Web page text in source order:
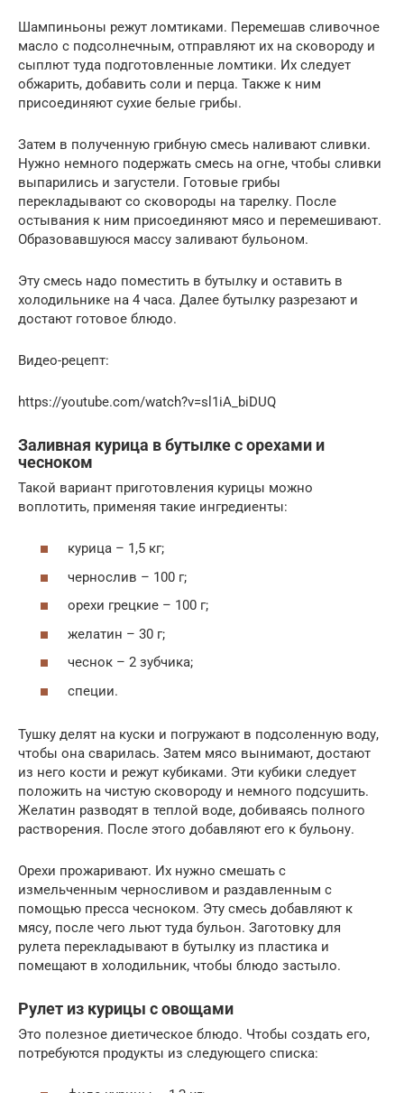
Шампиньоны режут ломтиками. Перемешав сливочное
масло с подсолнечным, отправляют их на сковороду и
сыплют туда подготовленные ломтики. Их следует
обжарить, добавить соли и перца. Также к ним
присоединяют сухие белые грибы.
Затем в полученную грибную смесь наливают сливки.
Нужно немного подержать смесь на огне, чтобы сливки
выпарились и загустели. Готовые грибы
перекладывают со сковороды на тарелку. После
остывания к ним присоединяют мясо и перемешивают.
Образовавшуюся массу заливают бульоном.
Эту смесь надо поместить в бутылку и оставить в
холодильнике на 4 часа. Далее бутылку разрезают и
достают готовое блюдо.
Видео-рецепт:
https://youtube.com/watch?v=sl1iA_biDUQ
Заливная курица в бутылке с орехами и
чесноком
Такой вариант приготовления курицы можно
воплотить, применяя такие ингредиенты:
курица – 1,5 кг;
чернослив – 100 г;
орехи грецкие – 100 г;
желатин – 30 г;
чеснок – 2 зубчика;
специи.
Тушку делят на куски и погружают в подсоленную воду,
чтобы она сварилась. Затем мясо вынимают, достают
из него кости и режут кубиками. Эти кубики следует
положить на чистую сковороду и немного подсушить.
Желатин разводят в теплой воде, добиваясь полного
растворения. После этого добавляют его к бульону.
Орехи прожаривают. Их нужно смешать с
измельченным черносливом и раздавленным с
помощью пресса чесноком. Эту смесь добавляют к
мясу, после чего льют туда бульон. Заготовку для
рулета перекладывают в бутылку из пластика и
помещают в холодильник, чтобы блюдо застыло.
Рулет из курицы с овощами
Это полезное диетическое блюдо. Чтобы создать его,
потребуются продукты из следующего списка: